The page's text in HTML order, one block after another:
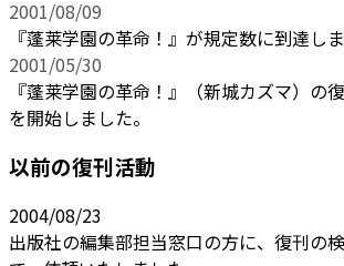
2001/08/09
『蓬莱学園の革命！』が規定数に到達しま
2001/05/30
『蓬莱学園の革命！』（新城カズマ）の
を開始しました。
以前の復刊活動
2004/08/23
出版社の編集部担当窓口の方に、復刊の